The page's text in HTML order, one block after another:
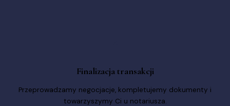
Finalizacja transakcji
Przeprowadzamy negocjacje, kompletujemy dokumenty i
towarzyszymy Ci u notariusza.